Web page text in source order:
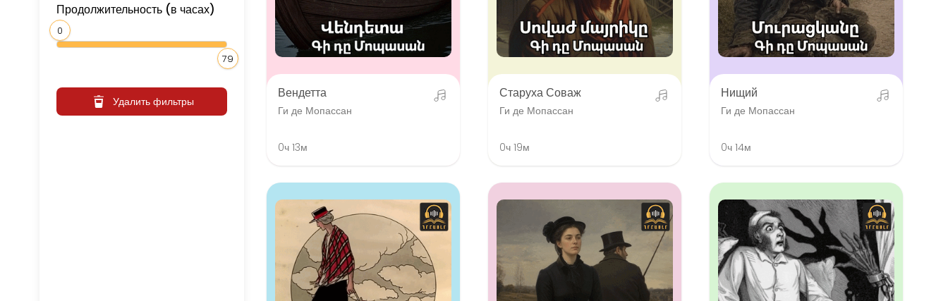
Продолжительность (в часах)
0
79
Удалить фильтры
Вендетта
Ги де Мопассан
0ч 13м
Старуха Соваж
Ги де Мопассан
0ч 19м
Нищий
Ги де Мопассан
0ч 14м